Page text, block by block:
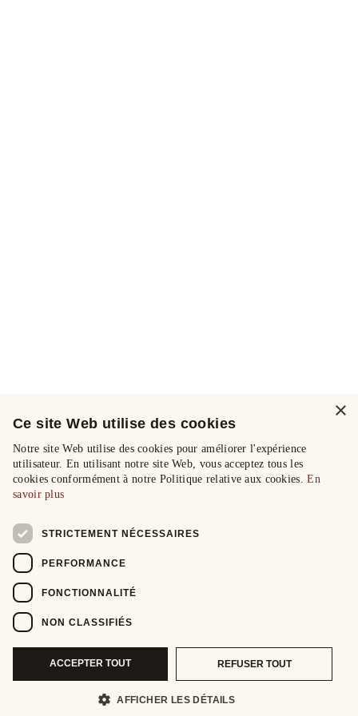
×
Ce site Web utilise des cookies
Notre site Web utilise des cookies pour améliorer l'expérience
utilisateur. En utilisant notre site Web, vous acceptez tous les
cookies conformément à notre Politique relative aux cookies.En
savoir plus
STRICTEMENT NÉCESSAIRES
PERFORMANCE
FONCTIONNALITÉ
NON CLASSIFIÉS
ACCEPTER TOUT REFUSER TOUT
AFFICHER LES DÉTAILS